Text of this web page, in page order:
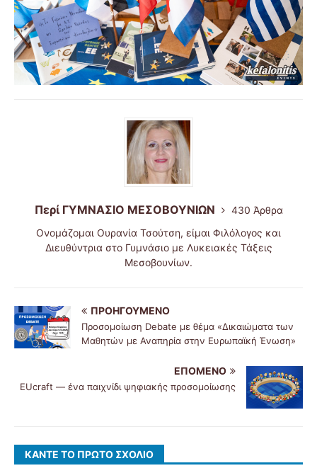
Περί ΓΥΜΝΑΣΙΟ ΜΕΣΟΒΟΥΝΙΩΝ
430 Άρθρα
Ονομάζομαι Ουρανία Τσούτση, είμαι Φιλόλογος και
Διευθύντρια στο Γυμνάσιο με Λυκειακές Τάξεις
Μεσοβουνίων.
ΠΡΟΗΓΟΎΜΕΝΟ
Προσομοίωση Debate με θέμα «Δικαιώματα των
Μαθητών με Αναπηρία στην Ευρωπαϊκή Ένωση»
ΕΠΌΜΕΝΟ
EUcraft — ένα παιχνίδι ψηφιακής προσομοίωσης
ΚΆΝΤΕ ΤΟ ΠΡΏΤΟ ΣΧΌΛΙΟ